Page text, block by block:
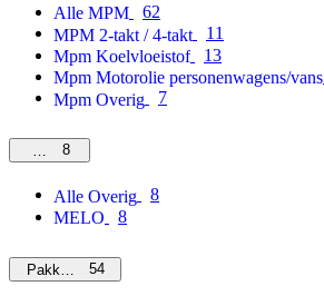
Alle MPM
62
MPM 2-takt / 4-takt
11
Mpm Koelvloeistof
13
Mpm Motorolie personenwagens/vans
Mpm Overig
7
Overig
8
Alle Overig
8
MELO
8
Pakketten54